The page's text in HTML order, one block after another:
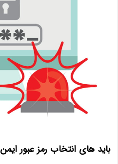
باید های انتخاب رمز عبور ایمن